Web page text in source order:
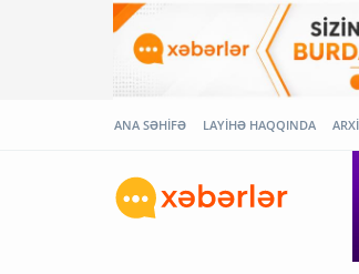
ANA SƏHİFƏ LAYİHƏ HAQQINDA